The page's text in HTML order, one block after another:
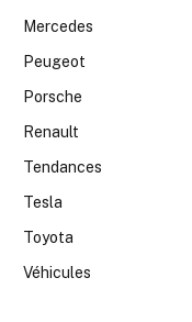
Mercedes
Peugeot
Porsche
Renault
Tendances
Tesla
Toyota
Véhicules